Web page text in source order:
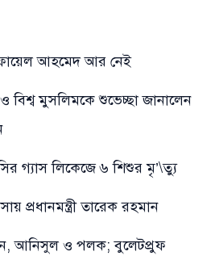
আহমেদ আর নেই
মুসলিমকে শুভেচ্ছা জানালেন
গ্যাস লিকেজে ৬ শিশুর মৃ’\ত্যু
প্রধানমন্ত্রী তারেক রহমান
আনিসুল ও পলক; বুলেটপ্রুফ